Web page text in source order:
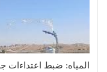
المياه: ضبط اعتداءات